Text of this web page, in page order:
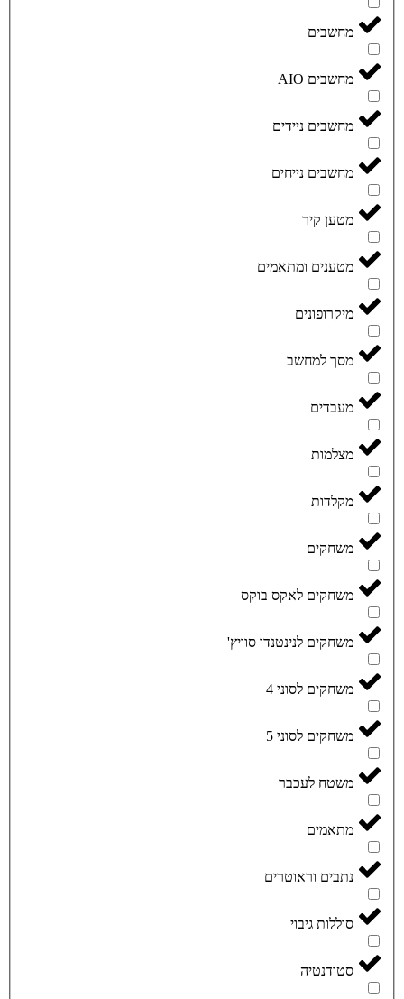
מחשבים
מחשבים AIO
מחשבים ניידים
מחשבים נייחים
מטען קיר
מטענים ומתאמים
מיקרופונים
מסך למחשב
מעבדים
מצלמות
מקלדות
משחקים
משחקים לאקס בוקס
משחקים לנינטנדו סוויץ'
משחקים לסוני 4
משחקים לסוני 5
משטח לעכבר
מתאמים
נתבים וראוטרים
סוללות גיבוי
סטודנטיה